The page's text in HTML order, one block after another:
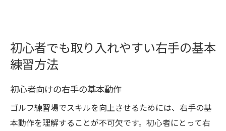
初心者でも取り入れやすい右手の基本
練習方法
初心者向けの右手の基本動作
ゴルフ練習場でスキルを向上させるためには、右手の基
本動作を理解することが不可欠です。初心者にとって右